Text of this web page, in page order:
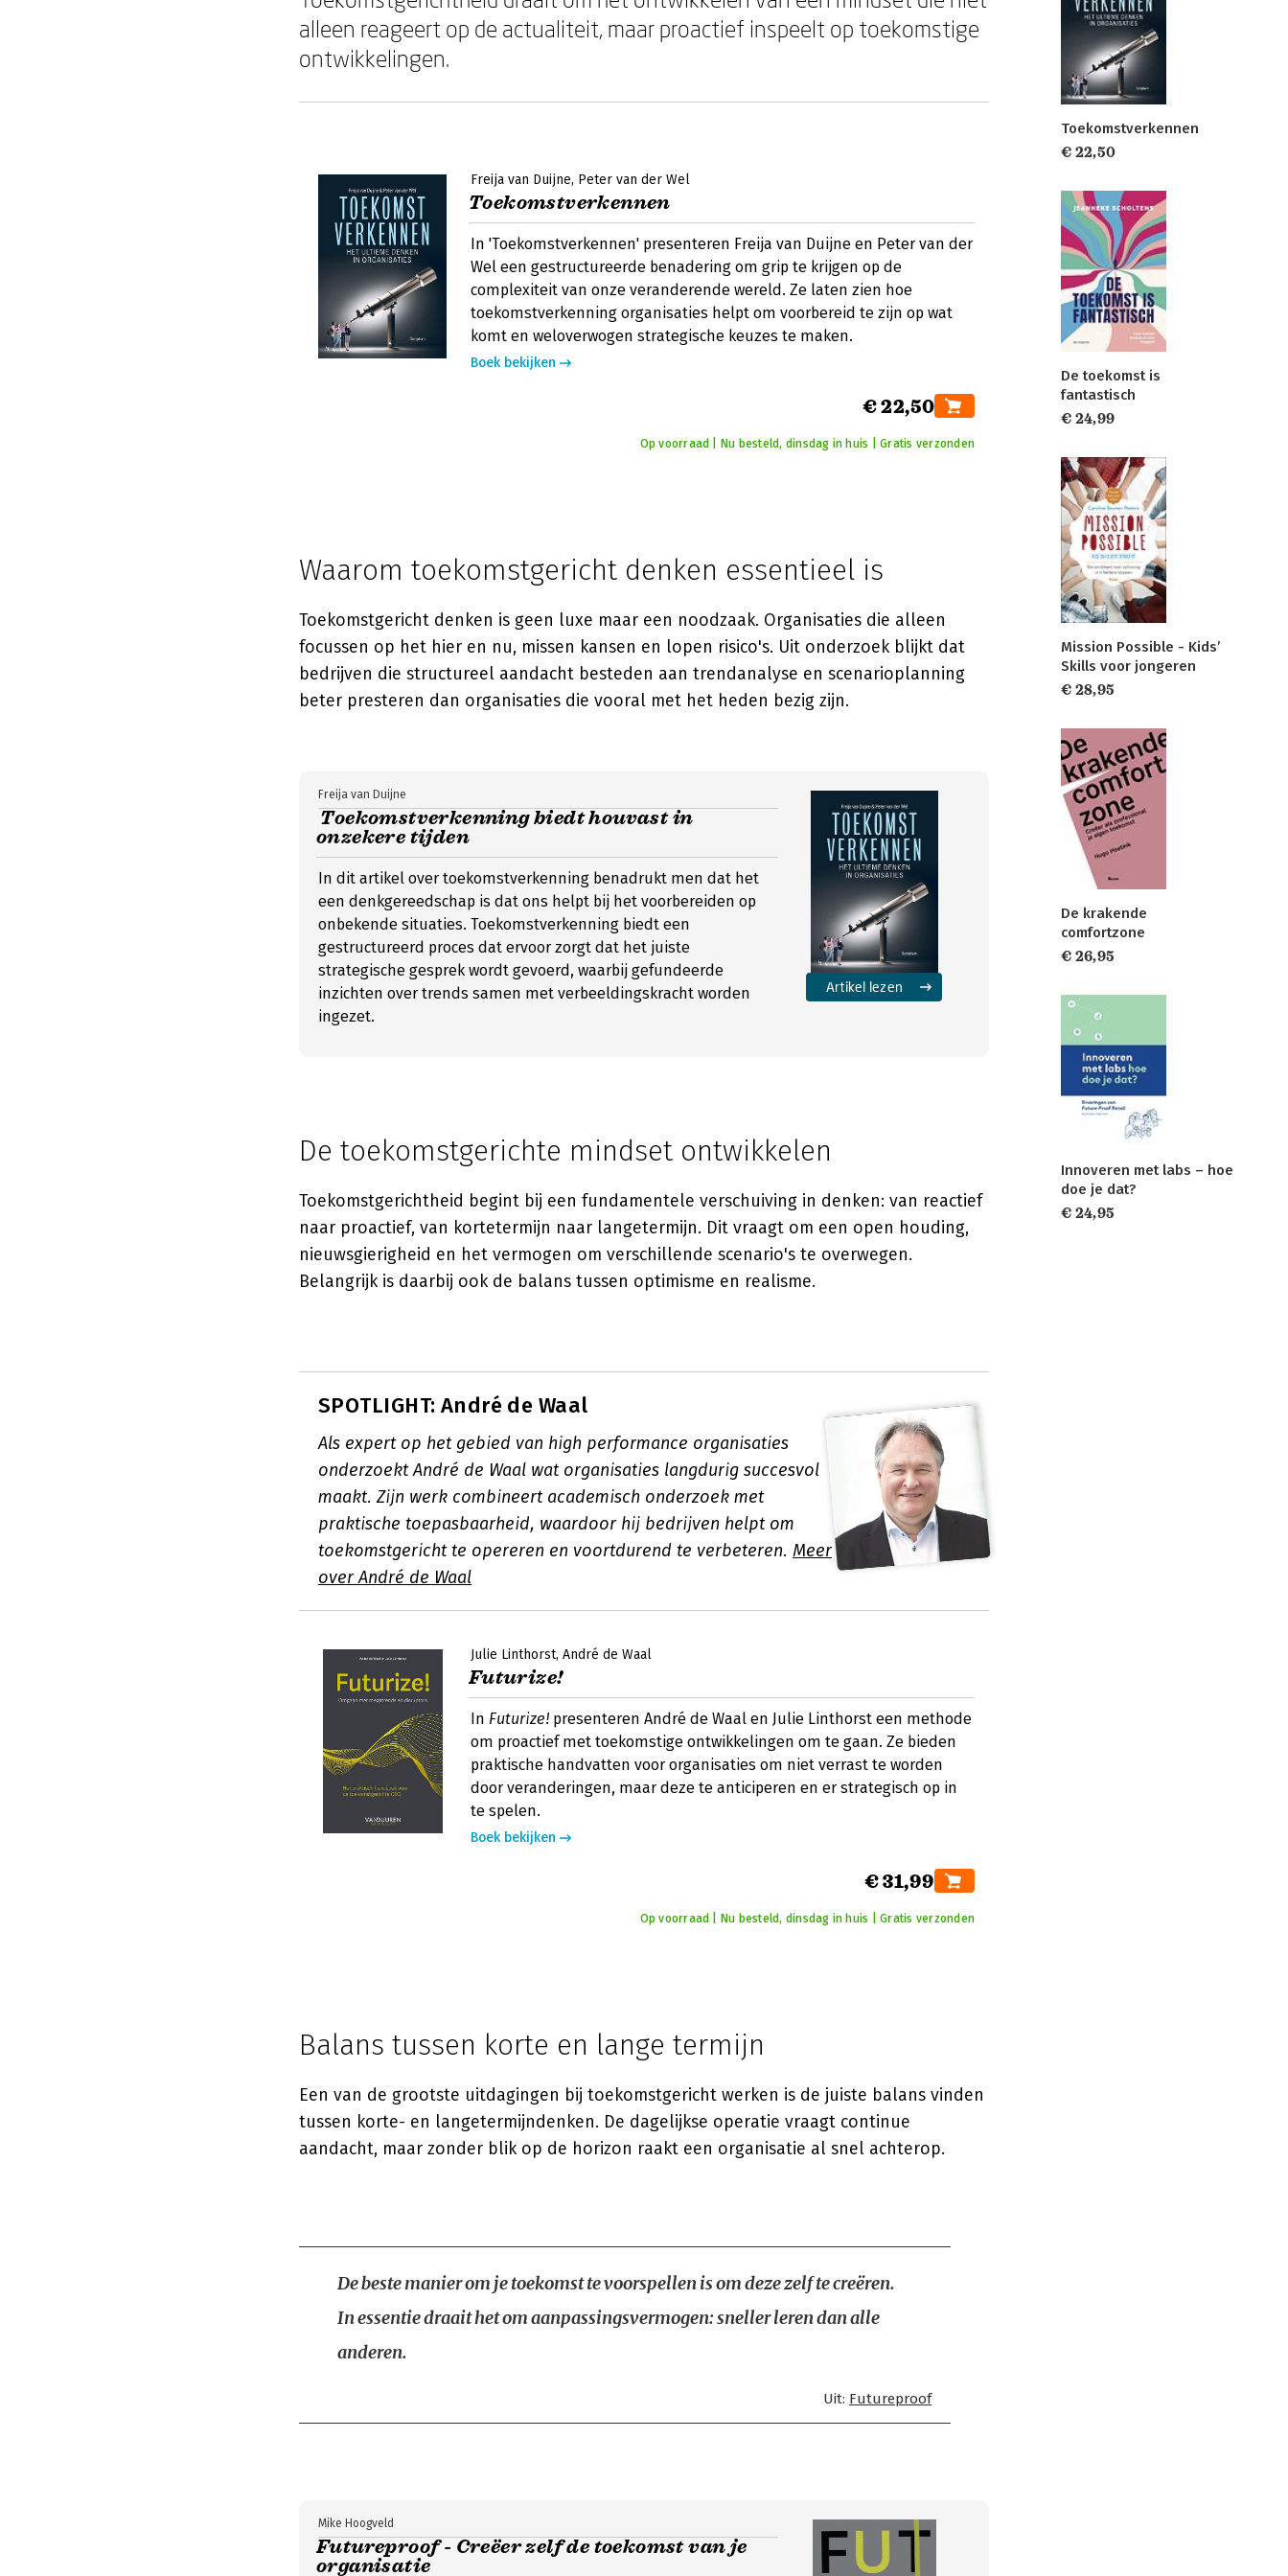
alleen reageert op de actualiteit, maar proactief inspeelt op toekomstige
ontwikkelingen.
Freija van Duijne Peter van der Wel
Toekomstverkennen
In 'Toekomstverkennen' presenteren Freija van Duijne en Peter van der
Wel een gestructureerde benadering om grip te krijgen op de
complexiteit van onze veranderende wereld. Ze laten zien hoe
toekomstverkenning organisaties helpt om voorbereid te zijn op wat
komt en weloverwogen strategische keuzes te maken.
Boek bekijken
€ 22,50
Op voorraad | Nu besteld, dinsdag in huis | Gratis verzonden
Waarom toekomstgericht denken essentieel is
Toekomstgericht denken is geen luxe maar een noodzaak. Organisaties die alleen
focussen op het hier en nu, missen kansen en lopen risico's. Uit onderzoek blijkt dat
bedrijven die structureel aandacht besteden aan trendanalyse en scenarioplanning
beter presteren dan organisaties die vooral met het heden bezig zijn.
Toekomstverkenning biedt houvast in
onzekere tijden
Freija van Duijne
In dit artikel over toekomstverkenning benadrukt men dat het
een denkgereedschap is dat ons helpt bij het voorbereiden op
onbekende situaties. Toekomstverkenning biedt een
gestructureerd proces dat ervoor zorgt dat het juiste
strategische gesprek wordt gevoerd, waarbij gefundeerde
inzichten over trends samen met verbeeldingskracht worden
ingezet.
Artikel lezen
De toekomstgerichte mindset ontwikkelen
Toekomstgerichtheid begint bij een fundamentele verschuiving in denken: van reactief
naar proactief, van kortetermijn naar langetermijn. Dit vraagt om een open houding,
nieuwsgierigheid en het vermogen om verschillende scenario's te overwegen.
Belangrijk is daarbij ook de balans tussen optimisme en realisme.
SPOTLIGHT: André de Waal
Als expert op het gebied van high performance organisaties
onderzoekt André de Waal wat organisaties langdurig succesvol
maakt. Zijn werk combineert academisch onderzoek met
praktische toepasbaarheid, waardoor hij bedrijven helpt om
toekomstgericht te opereren en voortdurend te verbeteren. Meer
over André de Waal
Julie Linthorst André de Waal
Futurize!
In Futurize! presenteren André de Waal en Julie Linthorst een methode
om proactief met toekomstige ontwikkelingen om te gaan. Ze bieden
praktische handvatten voor organisaties om niet verrast te worden
door veranderingen, maar deze te anticiperen en er strategisch op in
te spelen.
Boek bekijken
€ 31,99
Op voorraad | Nu besteld, dinsdag in huis | Gratis verzonden
Balans tussen korte en lange termijn
Een van de grootste uitdagingen bij toekomstgericht werken is de juiste balans vinden
tussen korte- en langetermijndenken. De dagelijkse operatie vraagt continue
aandacht, maar zonder blik op de horizon raakt een organisatie al snel achterop.
De beste manier om je toekomst te voorspellen is om deze zelf te creëren.
In essentie draait het om aanpassingsvermogen: sneller leren dan alle
anderen.
Uit: Futureproof
Futureproof - Creëer zelf de toekomst van je
organisatie
Mike Hoogveld
Toekomstverkennen
€ 22,50
De toekomst is
fantastisch
€ 24,99
Mission Possible - Kids’
Skills voor jongeren
€ 28,95
De krakende
comfortzone
€ 26,95
Innoveren met labs – hoe
doe je dat?
€ 24,95